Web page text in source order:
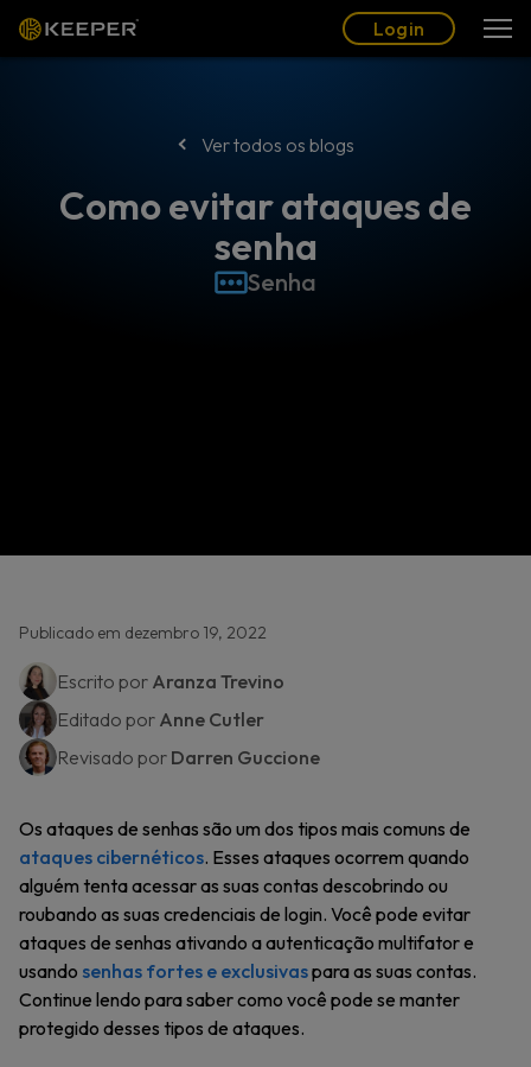
Login
Ver todos os blogs
Como evitar ataques de
senha
Senha
Publicado em dezembro 19, 2022
Escrito por Aranza Trevino
Editado por Anne Cutler
Revisado por Darren Guccione
Os ataques de senhas são um dos tipos mais comuns de
ataques cibernéticos. Esses ataques ocorrem quando
alguém tenta acessar as suas contas descobrindo ou
roubando as suas credenciais de login. Você pode evitar
ataques de senhas ativando a autenticação multifator e
usando senhas fortes e exclusivaspara as suas contas.
Continue lendo para saber como você pode se manter
protegido desses tipos de ataques.